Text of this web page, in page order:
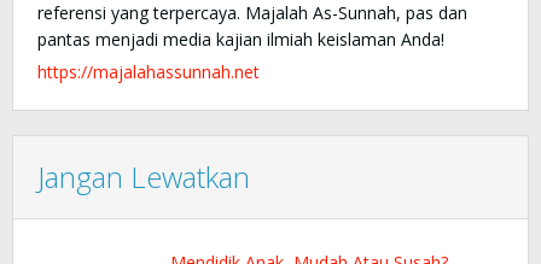
referensi yang terpercaya. Majalah As-Sunnah, pas dan
pantas menjadi media kajian ilmiah keislaman Anda!
https://majalahassunnah.net
Jangan Lewatkan